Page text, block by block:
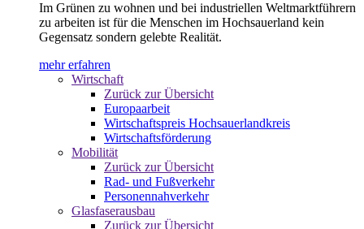
Im Grünen zu wohnen und bei industriellen Weltmarktführern
zu arbeiten ist für die Menschen im Hochsauerland kein
Gegensatz sondern gelebte Realität.
mehr erfahren
Wirtschaft
Zurück zur Übersicht
Europaarbeit
Wirtschaftspreis Hochsauerlandkreis
Wirtschaftsförderung
Mobilität
Zurück zur Übersicht
Rad- und Fußverkehr
Personennahverkehr
Glasfaserausbau
Zurück zur Übersicht